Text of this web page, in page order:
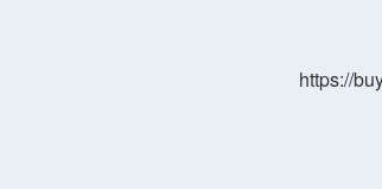
https://